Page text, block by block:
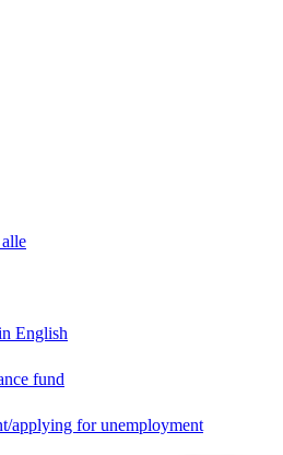
alle
English
fund
applying for unemployment